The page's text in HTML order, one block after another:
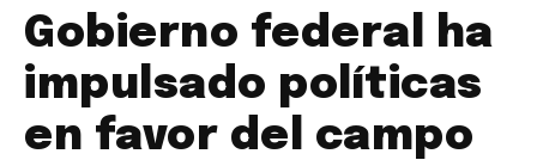
Gobierno federal ha
impulsado políticas
en favor del campo